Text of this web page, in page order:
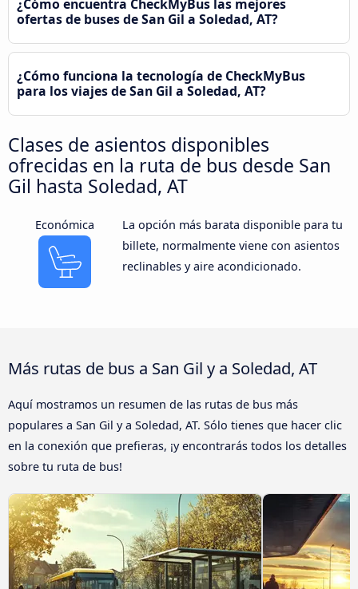
¿Cómo encuentra CheckMyBus las mejores
ofertas de buses de San Gil a Soledad, AT?
¿Cómo funciona la tecnología de CheckMyBus
para los viajes de San Gil a Soledad, AT?
Clases de asientos disponibles
ofrecidas en la ruta de bus desde San
Gil hasta Soledad, AT
Económica
La opción más barata disponible para tu
billete, normalmente viene con asientos
reclinables y aire acondicionado.
Más rutas de bus a San Gil y a Soledad, AT
Aquí mostramos un resumen de las rutas de bus más
populares a San Gil y a Soledad, AT. Sólo tienes que hacer clic
en la conexión que prefieras, ¡y encontrarás todos los detalles
sobre tu ruta de bus!